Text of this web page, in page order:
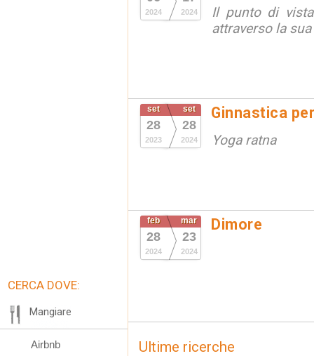
2024 2024
Il punto di vista
attraverso la
set
28
2023
set
28
2024
Ginnastica
Yoga ratna
feb
28
2024
mar
23
2024
Dimore
Ultime ricerche
CERCA DOVE:
Mangiare
Airbnb